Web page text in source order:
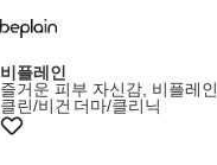
비플레인
즐거운 피부 자신감, 비플레인
클린/비건 더마/클리닉